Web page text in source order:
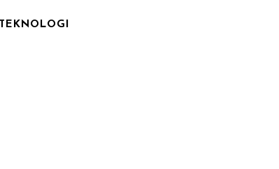
TEKNOLOGI